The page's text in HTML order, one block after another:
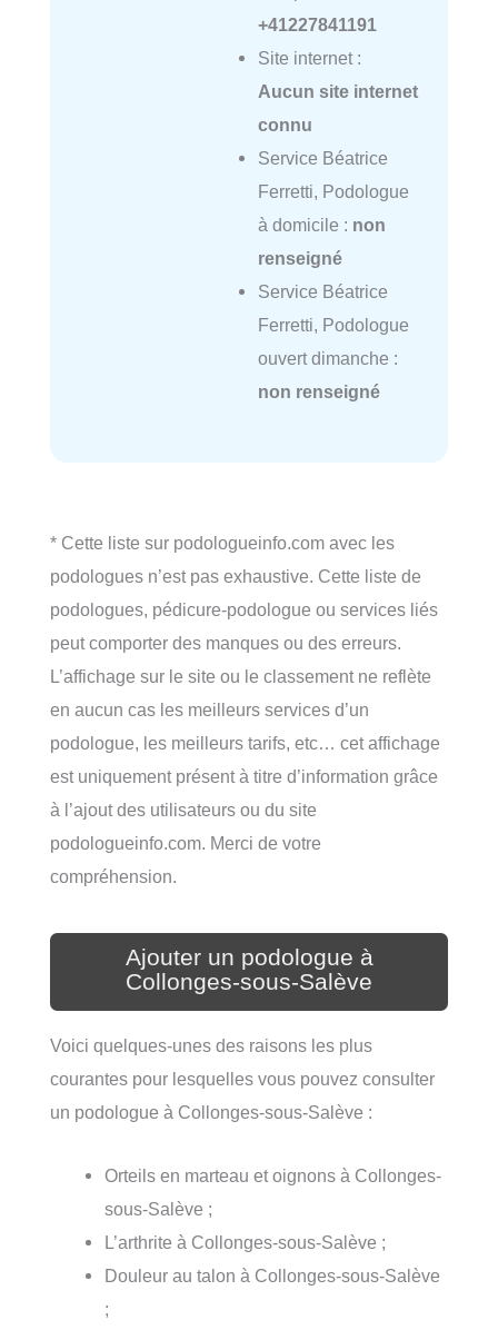
+41227841191
Site internet :
Aucun site internet
connu
Service Béatrice
Ferretti, Podologue
à domicile : non
renseigné
Service Béatrice
Ferretti, Podologue
ouvert dimanche :
non renseigné
* Cette liste sur podologueinfo.com avec les
podologues n’est pas exhaustive. Cette liste de
podologues, pédicure-podologue ou services liés
peut comporter des manques ou des erreurs.
L’affichage sur le site ou le classement ne reflète
en aucun cas les meilleurs services d’un
podologue, les meilleurs tarifs, etc… cet affichage
est uniquement présent à titre d’information grâce
à l’ajout des utilisateurs ou du site
podologueinfo.com. Merci de votre
compréhension.
Ajouter un podologue à
Collonges-sous-Salève
Voici quelques-unes des raisons les plus
courantes pour lesquelles vous pouvez consulter
un podologue à Collonges-sous-Salève :
Orteils en marteau et oignons à Collonges-
sous-Salève ;
L’arthrite à Collonges-sous-Salève ;
Douleur au talon à Collonges-sous-Salève
;